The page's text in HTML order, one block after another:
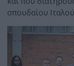
σπουδαίου